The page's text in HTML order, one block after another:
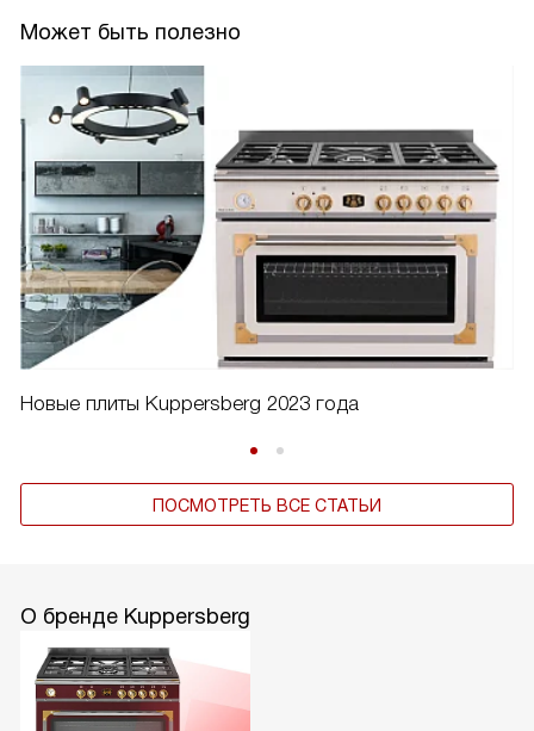
Может быть полезно
Новые плиты Kuppersberg 2023 года
ПОСМОТРЕТЬ ВСЕ СТАТЬИ
О бренде Kuppersberg